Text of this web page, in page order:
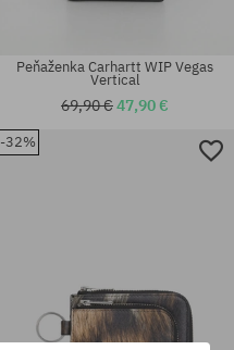
Peňaženka Carhartt WIP Vegas
Vertical
69,90 €47,90 €
-32%